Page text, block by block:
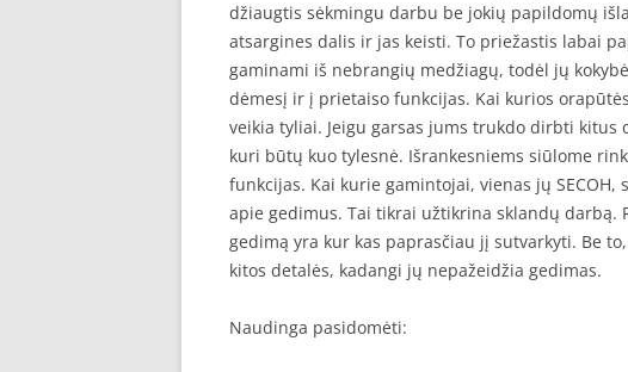
džiaugtis sėkmingu darbu be jokių papildomų
atsargines dalis ir jas keisti. To priežastis labai
gaminami iš nebrangių medžiagų, todėl jų
dėmesį ir į prietaiso funkcijas. Kai kurios
veikia tyliai. Jeigu garsas jums trukdo dirbti
kuri būtų kuo tylesnė. Išrankesniems siūlome
funkcijas. Kai kurie gamintojai, vienas jų
apie gedimus. Tai tikrai užtikrina sklandų darbą.
gedimą yra kur kas paprasčiau jį sutvarkyti. Be
kitos detalės, kadangi jų nepažeidžia gedimas.
Naudinga pasidomėti: